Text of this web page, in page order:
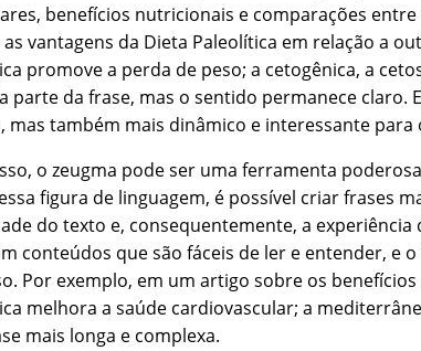
benefícios nutricionais e comparações
vantagens da Dieta Paleolítica em relação a
promove a perda de peso; a cetogênica, a
parte da frase, mas o sentido permanece claro.
mas também mais dinâmico e interessante para
o zeugma pode ser uma ferramenta
figura de linguagem, é possível criar frases
do texto e, consequentemente, a
conteúdos que são fáceis de ler e entender, e
Por exemplo, em um artigo sobre os
melhora a saúde cardiovascular; a
mais longa e complexa.